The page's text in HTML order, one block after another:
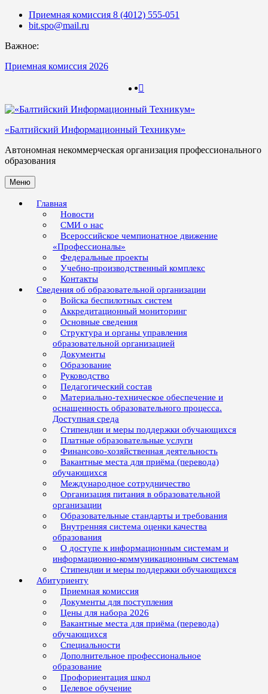
Skip
Приемная комиссия 8 (4012) 555-051
bit.spo@mail.ru
Важное:
Приемная комиссия 2026
«Балтийский Информационный Техникум»
Автономная некоммерческая организация профессионального
образования
Меню
Главная
Новости
СМИ о нас
Всероссийское чемпионатное движение
«Профессионалы»
Федеральные проекты
Учебно-производственный комплекс
Контакты
Сведения об образовательной организации
Войска беспилотных систем
Аккредитационный мониторинг
Основные сведения
Структура и органы управления
образовательной организацией
Документы
Образование
Руководство
Педагогический состав
Материально-техническое обеспечение и
оснащенность образовательного процесса.
Доступная среда
Стипендии и меры поддержки обучающихся
Платные образовательные услуги
Финансово-хозяйственная деятельность
Вакантные места для приёма (перевода)
обучающихся
Международное сотрудничество
Организация питания в образовательной
организации
Образовательные стандарты и требования
Внутренняя система оценки качества
образования
О доступе к информационным системам и
информационно-коммуникационным системам
Стипендии и меры поддержки обучающихся
Абитуриенту
Приемная комиссия
Документы для поступления
Цены для набора 2026
Вакантные места для приёма (перевода)
обучающихся
Специальности
Дополнительное профессиональное
образование
Профориентация школ
Целевое обучение